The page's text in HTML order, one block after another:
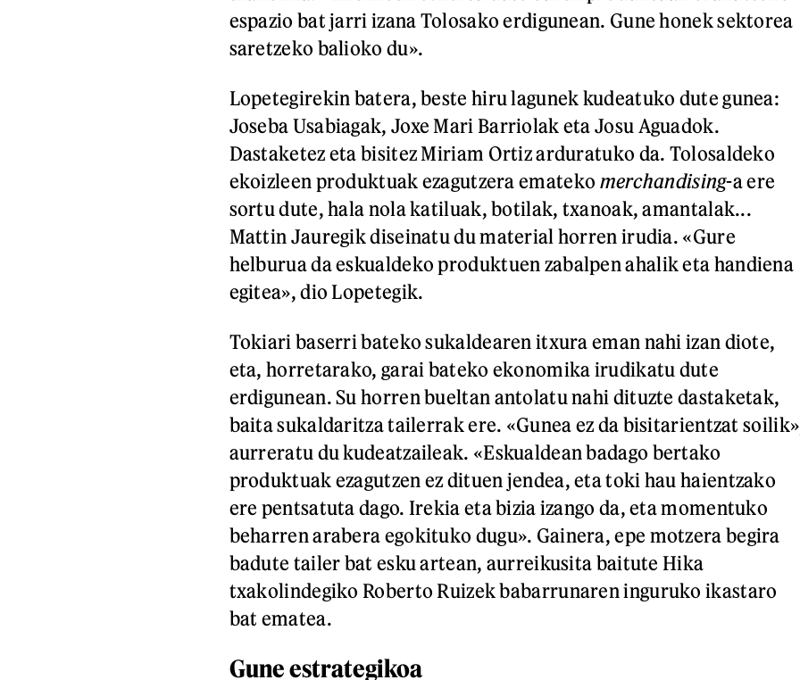
espazio bat jarri izana Tolosako erdigunean. Gune honek sektorea
saretzeko balioko du».
Lopetegirekin batera, beste hiru lagunek kudeatuko dute gunea:
Joseba Usabiagak, Joxe Mari Barriolak eta Josu Aguadok.
Dastaketez eta bisitez Miriam Ortiz arduratuko da. Tolosaldeko
ekoizleen produktuak ezagutzera emateko merchandising-a ere
sortu dute, hala nola katiluak, botilak, txanoak, amantalak...
Mattin Jauregik diseinatu du material horren irudia. «Gure
helburua da eskualdeko produktuen zabalpen ahalik eta handiena
egitea», dio Lopetegik.
Tokiari baserri bateko sukaldearen itxura eman nahi izan diote,
eta, horretarako, garai bateko ekonomika irudikatu dute
erdigunean. Su horren bueltan antolatu nahi dituzte dastaketak,
baita sukaldaritza tailerrak ere. «Gunea ez da bisitarientzat
aurreratu du kudeatzaileak. «Eskualdean badago bertako
produktuak ezagutzen ez dituen jendea, eta toki hau haientzako
ere pentsatuta dago. Irekia eta bizia izango da, eta momentuko
beharren arabera egokituko dugu». Gainera, epe motzera begira
badute tailer bat esku artean, aurreikusita baitute Hika
txakolindegiko Roberto Ruizek babarrunaren inguruko ikastaro
bat ematea.
Gune estrategikoa